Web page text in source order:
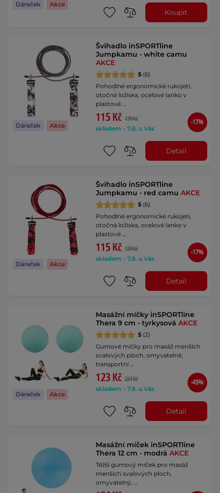
Dáreček Akce
Koupit
Dáreček Akce
Švihadlo inSPORTline
Jumpkamu - white camu
AKCE
5 (6)
Pohodlné ergonomické rukojeti,
otočná ložiska, ocelové lanko v
plastové …
115 Kč 139 Kč
skladem – 7.8. u Vás
-17%
Detail
Dáreček Akce
Švihadlo inSPORTline
Jumpkamu - red camuAKCE
5 (6)
Pohodlné ergonomické rukojeti,
otočná ložiska, ocelové lanko v
plastové …
115 Kč 139 Kč
skladem – 7.8. u Vás
-17%
Detail
Dáreček Akce
Masážní míčky inSPORTline
Thera 9 cm - tyrkysováAKCE
5 (2)
Gumové míčky pro masáž menších
svalových ploch, omyvatelné,
transportní …
123 Kč 224 Kč
skladem – 7.8. u Vás
-45%
Detail
Masážní míček inSPORTline
Thera 12 cm - modráAKCE
Těžší gumový míček pro masáž
menších svalových ploch,
omyvatelný, …